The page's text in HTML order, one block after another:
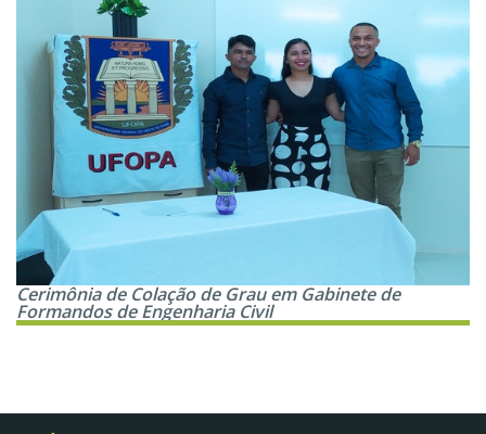
Cerimônia de Colação de Grau em Gabinete de
Formandos de Engenharia Civil